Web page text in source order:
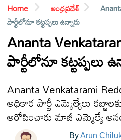
LIVE
వార్తలు
తెలంగాణ
Home ఆంధ్రప్రదేశ్
పార్టీలోనూ కట్టప్పలు ఉన్నారు
Ananta
పార్టీలోనూ కట్టప్పలు
Ananta Venkatarami
అధికార పార్టీ ఎమ్మెల్యేలు
ఆరోపించారు మాజీ ఎమ్మెల్యే
ByArun